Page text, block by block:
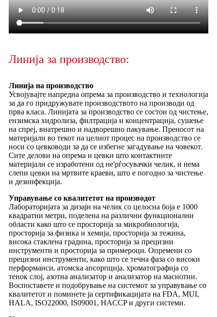
Линија за производство:
Линија на производство
Усвојувајте напредна опрема за производство и технологија
за да го придружувате производството на производи од
прва класа. Линијата за производство се состои од чистење,
ензимска хидролиза, филтрација и концентрација, сушење
на спреј, внатрешно и надворешно пакување. Преносот на
материјали во текот на целиот процес на производство се
носи со цевководи за да се избегне загадување на човекот.
Сите делови на опрема и цевки што контактните
материјали се изработени од не'рѓосувачки челик, и нема
слепи цевки на мртвите краеви, што е погодно за чистење
и дезинфекција.
Управување со квалитетот на производот
Лабораторијата за дизајн на челик со целосна боја е 1000
квадратни метри, поделена на различни функционални
области како што се просторија за микробиологија,
просторија за физика и хемија, просторија за тежина,
висока стаклена градина, просторија за прецизни
инструменти и просторија за примероци. Опремени со
прецизни инструменти, како што се течна фаза со високи
перформанси, атомска апсорпција, хроматографија со
тенок слој, азотна анализатор и анализатор на маснотии.
Воспоставете и подобрување на системот за управување со
квалитетот и поминете ја сертификацијата на FDA, MUI,
HALA, ISO22000, IS09001, HACCP и други системи.